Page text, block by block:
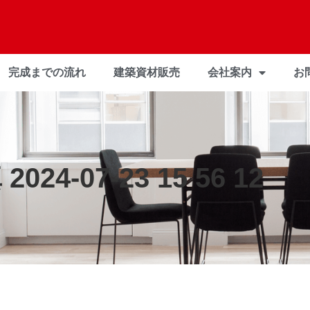
完成までの流れ 建築資材販売 会社案内 お
2024-07-23 15 56 12